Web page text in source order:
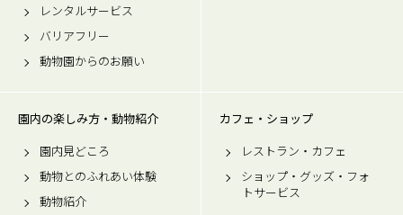
レンタルサービス
バリアフリー
動物園からのお願い
園内の楽しみ方・動物紹介
園内見どころ
動物とのふれあい体験
動物紹介
カフェ・ショップ
レストラン・カフェ
ショップ・グッズ・フォ
トサービス